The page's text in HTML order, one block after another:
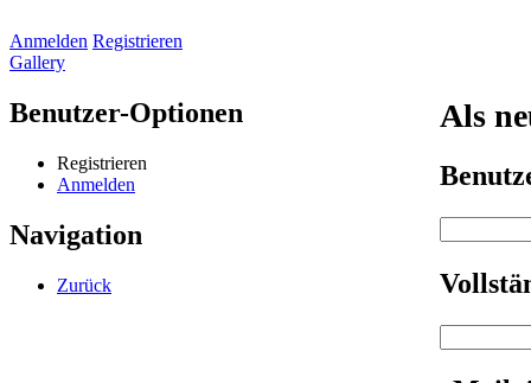
Anmelden Registrieren
Gallery
Benutzer-Optionen
Registrieren
Anmelden
Navigation
Zurück
Als